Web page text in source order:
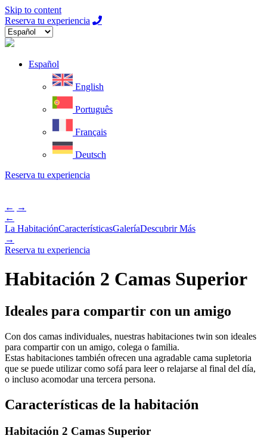
Skip to content
Reserva tu experiencia
Español
English
Português
Français
Deutsch
Reserva tu experiencia
← →
←
La HabitaciónCaracterísticasGaleríaDescubrir Más
→
Reserva tu experiencia
Habitación 2 Camas Superior
Ideales para compartir con un amigo
Con dos camas individuales, nuestras habitaciones twin son ideales
para compartir con un amigo, colega o familia.
Estas habitaciones también ofrecen una agradable cama supletoria
que se puede utilizar como sofá para leer o relajarse al final del día,
o incluso acomodar una tercera persona.
Características de la habitación
Habitación 2 Camas Superior